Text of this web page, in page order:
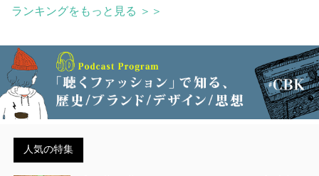
ランキングをもっと見る ＞＞
人気の特集